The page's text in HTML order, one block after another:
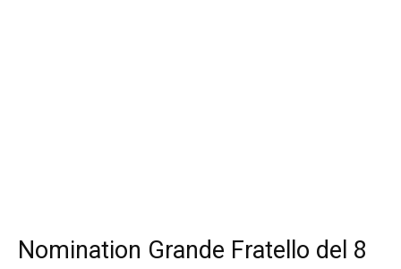
Nomination Grande Fratello del 8